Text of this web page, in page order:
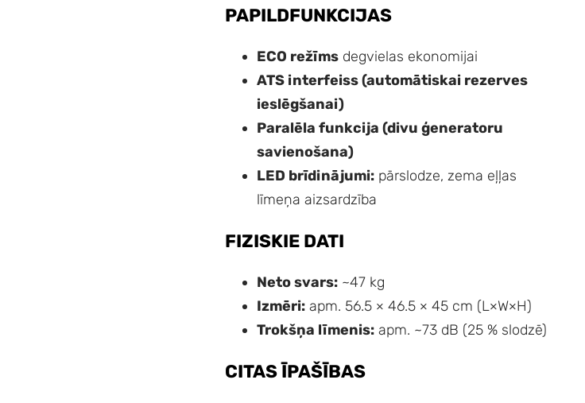
PAPILDFUNKCIJAS
ECO režīms degvielas ekonomijai
ATS interfeiss (automātiskai rezerves
ieslēgšanai)
Paralēla funkcija (divu ģeneratoru
savienošana)
LED brīdinājumi: pārslodze, zema eļļas
līmeņa aizsardzība
FIZISKIE DATI
Neto svars: ~47 kg
Izmēri: apm. 56.5 × 46.5 × 45 cm (L×W×H)
Trokšņa līmenis: apm. ~73 dB (25 % slodzē)
CITAS ĪPAŠĪBAS